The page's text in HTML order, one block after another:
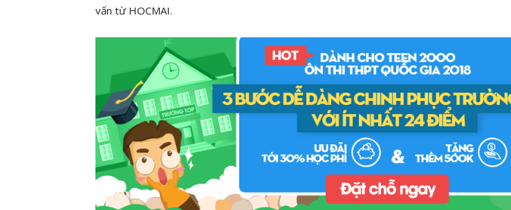
vấn từ HOCMAI.